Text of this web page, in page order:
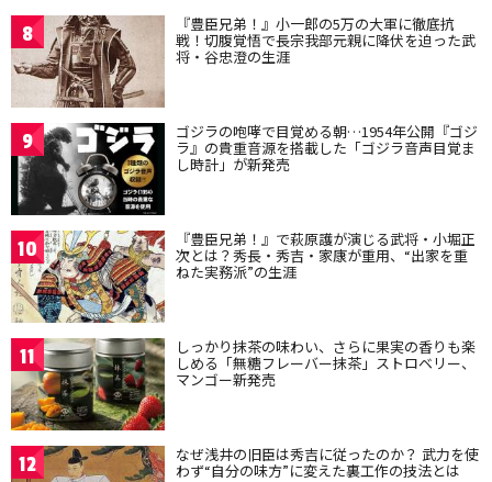
8 『豊臣兄弟！』小一郎の5万の大軍に徹底抗
戦！切腹覚悟で長宗我部元親に降伏を迫った武
将・谷忠澄の生涯
9 ゴジラの咆哮で目覚める朝…1954年公開『ゴジ
ラ』の貴重音源を搭載した「ゴジラ音声目覚ま
し時計」が新発売
10 『豊臣兄弟！』で萩原護が演じる武将・小堀正
次とは？秀長・秀吉・家康が重用、“出家を重
ねた実務派”の生涯
11 しっかり抹茶の味わい、さらに果実の香りも楽
しめる「無糖フレーバー抹茶」ストロベリー、
マンゴー新発売
12 なぜ浅井の旧臣は秀吉に従ったのか？ 武力を使
わず“自分の味方”に変えた裏工作の技法とは